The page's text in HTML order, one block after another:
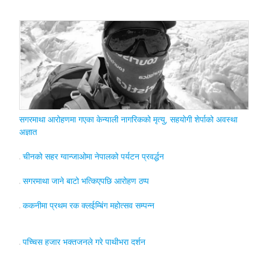
सगरमाथा आरोहणमा गएका केन्याली नागरिकको मृत्यु, सहयोगी शेर्पाको अवस्था
अज्ञात
चीनको सहर ग्वान्जाओमा नेपालको पर्यटन प्रवर्द्धन
सगरमाथा जाने बाटो भत्किएपछि आरोहण ठप्प
ककनीमा प्रथम रक क्लईम्बिंग महोत्सव सम्पन्न
पच्चिस हजार भक्तजनले गरे पाथीभरा दर्शन